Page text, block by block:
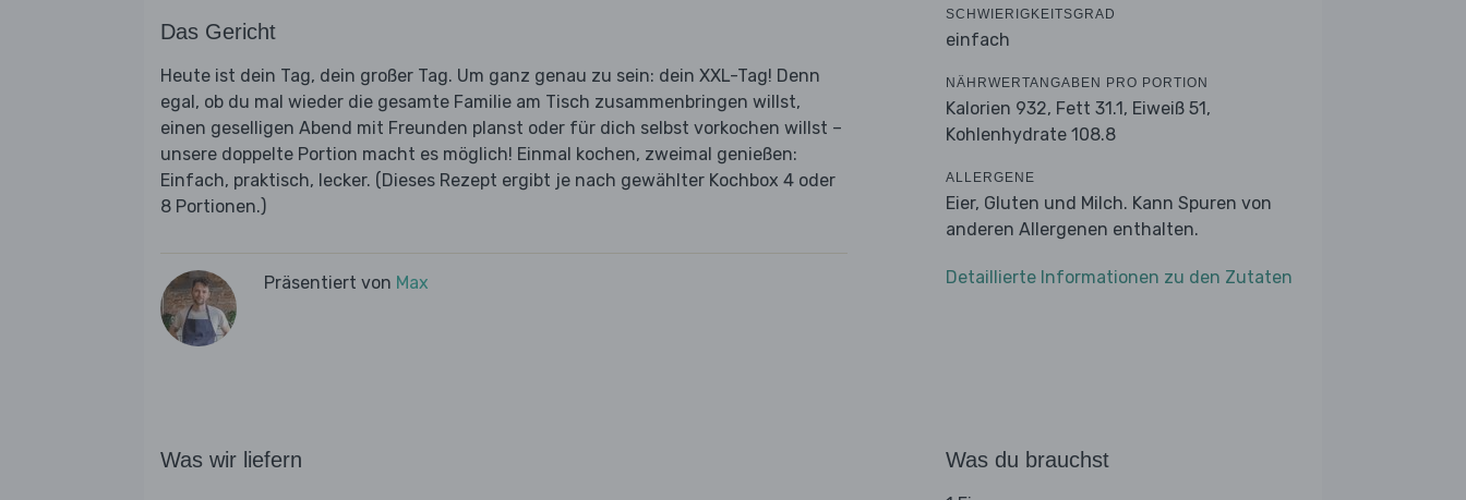
Das Gericht
Heute ist dein Tag, dein großer Tag. Um ganz genau zu sein: dein XXL-Tag! Denn
egal, ob du mal wieder die gesamte Familie am Tisch zusammenbringen willst,
einen geselligen Abend mit Freunden planst oder für dich selbst vorkochen willst –
unsere doppelte Portion macht es möglich! Einmal kochen, zweimal genießen:
Einfach, praktisch, lecker. (Dieses Rezept ergibt je nach gewählter Kochbox 4 oder
8 Portionen.)
Präsentiert von Max
SCHWIERIGKEITSGRAD
einfach
NÄHRWERTANGABEN PRO PORTION
Kalorien 932, Fett 31.1, Eiweiß 51,
Kohlenhydrate 108.8
ALLERGENE
Eier, Gluten und Milch. Kann Spuren von
anderen Allergenen enthalten.
Detaillierte Informationen zu den Zutaten
Was wir liefern Was du brauchst